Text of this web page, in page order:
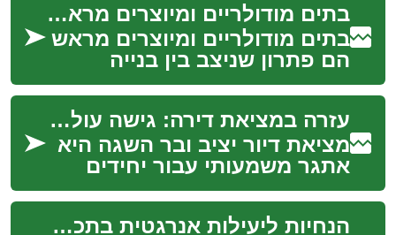
בתים מודולריים ומיוצרים מראש: מדריך מעשי למגורים מודרניים
בתים מודולריים ומיוצרים מראש
הם פתרון שניצב בין בנייה
מסורתית לבין צרכים מודרניים
של מהירות, איכות ושליטה
בעלויות. מב...
עזרה במציאת דירה: גישה עולמית
מציאת דיור יציב ובר השגה היא
אתגר משמעותי עבור יחידים
ומשפחות ברחבי העולם. בין אם
מדובר בתושבים מקומיים
המתמודדים עם ...
הנחיות ליעילות אנרגטית בתכנון דירות קומפקטיות